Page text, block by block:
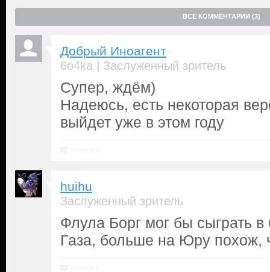
ВСЕ КОММЕНТАРИИ (3)
Добрый Иноагент
6o4ka | Заслуженный зритель
Супер, ждём)
Надеюсь, есть некоторая
выйдет уже в этом году
huihu
Заслуженный зритель
Флула Борг мог бы сыграть в
Газа, больше на Юру похож,